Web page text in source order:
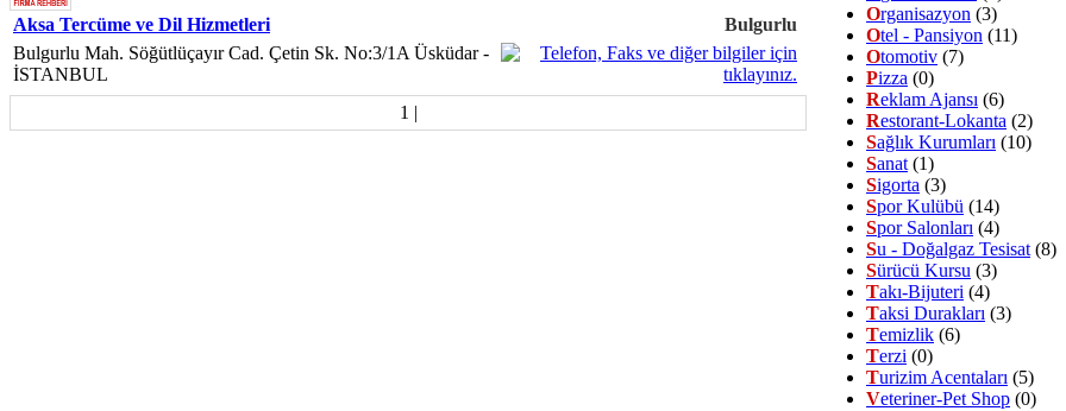
Aksa Tercüme ve Dil Hizmetleri
Bulgurlu
Bulgurlu Mah. Söğütlüçayır Cad. Çetin Sk. No:3/1A Üsküdar -
İSTANBUL
1 |
Organisazyon (3)
Otel - Pansiyon (11)
Otomotiv (7)
Pizza (0)
Reklam Ajansı (6)
Restorant-Lokanta (2)
Sağlık Kurumları (10)
Sanat(1)
Sigorta (3)
Spor Kulübü (14)
Spor Salonları (4)
Su - Doğalgaz Tesisat(8)
Sürücü Kursu (3)
Takı-Bijuteri (4)
Taksi Durakları (3)
Temizlik (6)
Terzi (0)
Turizim Acentaları (5)
Veteriner-Pet Shop (0)